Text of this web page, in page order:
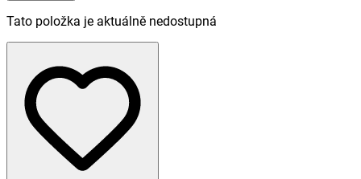
Tato položka je aktuálně nedostupná